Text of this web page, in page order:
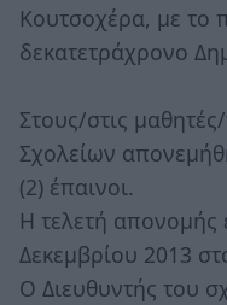
Κουτσοχέρα, με το
δεκατετράχρονο
Στους/στις
Σχολείων
(2) έπαινοι.
Η τελετή απονομής
Δεκεμβρίου 2013
Ο Διευθυντής του